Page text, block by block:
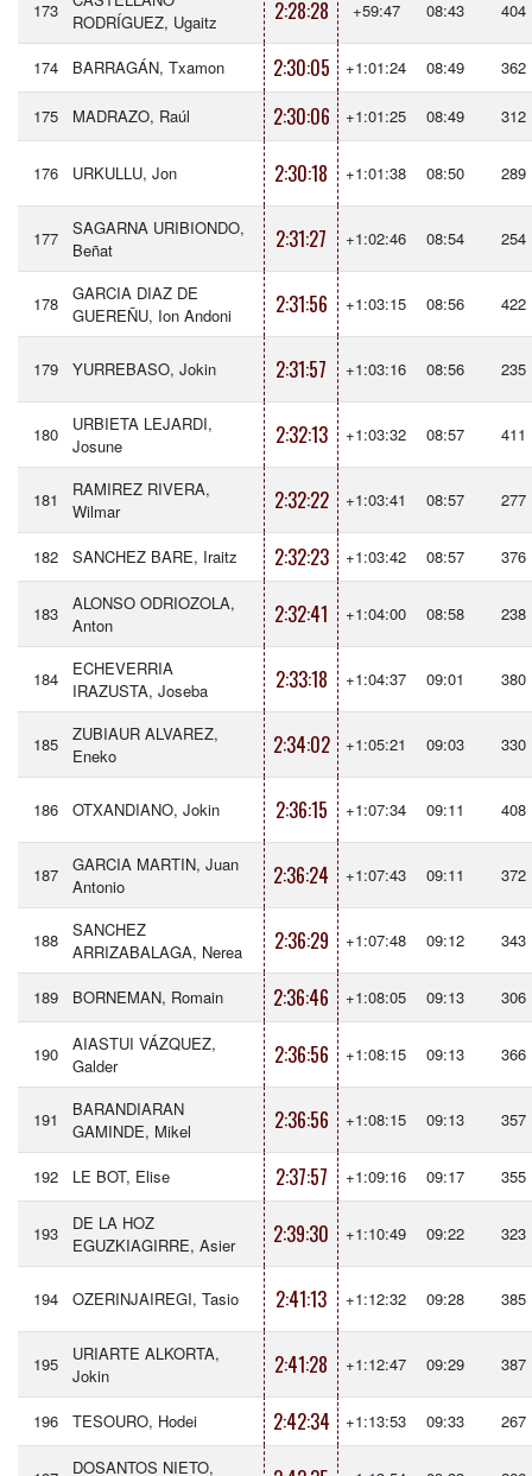
173
RODRÍGUEZ, Ugaitz
2:28:28 +59:47 08:43 404
174 BARRAGÁN, Txamon 2:30:05 +1:01:24 08:49 362
175 MADRAZO, Raúl 2:30:06 +1:01:25 08:49 312
176 URKULLU, Jon 2:30:18 +1:01:38 08:50 289
177
SAGARNA URIBIONDO,
Beñat
2:31:27 +1:02:46 08:54 254
178
GARCIA DIAZ DE
GUEREÑU, Ion Andoni
2:31:56 +1:03:15 08:56 422
179 YURREBASO, Jokin 2:31:57 +1:03:16 08:56 235
180
URBIETA LEJARDI,
Josune
2:32:13 +1:03:32 08:57 411
181
RAMIREZ RIVERA,
Wilmar
2:32:22 +1:03:41 08:57 277
182 SANCHEZ BARE, Iraitz 2:32:23 +1:03:42 08:57 376
183
ALONSO ODRIOZOLA,
Anton
2:32:41 +1:04:00 08:58 238
184
ECHEVERRIA
IRAZUSTA, Joseba
2:33:18 +1:04:37 09:01 380
185
ZUBIAUR ALVAREZ,
Eneko
2:34:02 +1:05:21 09:03 330
186 OTXANDIANO, Jokin 2:36:15 +1:07:34 09:11 408
187
GARCIA MARTIN, Juan
Antonio
2:36:24 +1:07:43 09:11 372
188
SANCHEZ
ARRIZABALAGA, Nerea
2:36:29 +1:07:48 09:12 343
189 BORNEMAN, Romain 2:36:46 +1:08:05 09:13 306
190
AIASTUI VÁZQUEZ,
Galder
2:36:56 +1:08:15 09:13 366
191
BARANDIARAN
GAMINDE, Mikel
2:36:56 +1:08:15 09:13 357
192 LE BOT, Elise 2:37:57 +1:09:16 09:17 355
193
DE LA HOZ
EGUZKIAGIRRE, Asier
2:39:30 +1:10:49 09:22 323
194 OZERINJAIREGI, Tasio 2:41:13 +1:12:32 09:28 385
195
URIARTE ALKORTA,
Jokin
2:41:28 +1:12:47 09:29 387
196 TESOURO, Hodei 2:42:34 +1:13:53 09:33 267
DOSANTOS NIETO,